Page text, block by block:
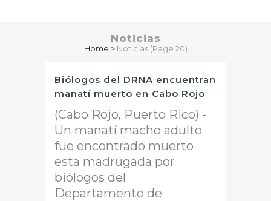
Noticias
Home > Noticias(Page 20)
Biólogos del DRNA encuentran
manatí muerto en Cabo Rojo
(Cabo Rojo, Puerto Rico) -
Un manatí macho adulto
fue encontrado muerto
esta madrugada por
biólogos del
Departamento de